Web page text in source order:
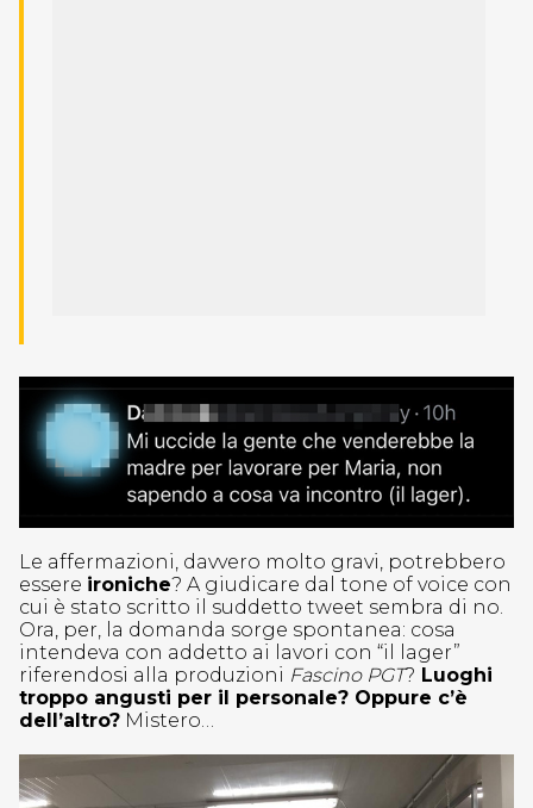
Le affermazioni, davvero molto gravi, potrebbero
essere ironiche? A giudicare dal tone of voice con
cui è stato scritto il suddetto tweet sembra di no.
Ora, per, la domanda sorge spontanea: cosa
intendeva con addetto ai lavori con “il lager”
riferendosi alla produzioni Fascino PGT? Luoghi
troppo angusti per il personale? Oppure c’è
dell’altro? Mistero…